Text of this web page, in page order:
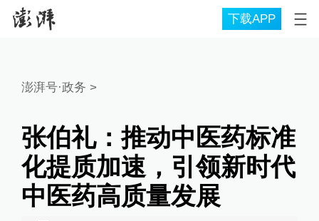
下载APP
澎湃号·政务 >
张伯礼：推动中医药标准
化提质加速，引领新时代
中医药高质量发展